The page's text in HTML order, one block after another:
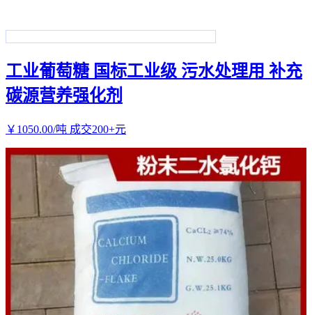
工业葡萄糖 国标工业级 污水处理用 补充
碳源营养强化剂
￥ 1050.00/吨 成交200+元